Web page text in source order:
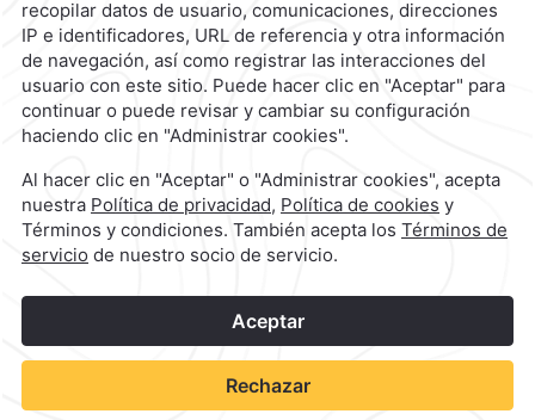
©2026 Grupo Camino Real
1